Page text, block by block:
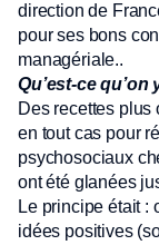
direction de
pour ses bons
managériale..
Qu’est-ce qu’on
Des recettes plus
en tout cas pour
psychosociaux
ont été glanées
Le principe était :
idées positives